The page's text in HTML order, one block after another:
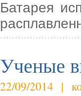
Батарея
Ученые
22/09/2014 |